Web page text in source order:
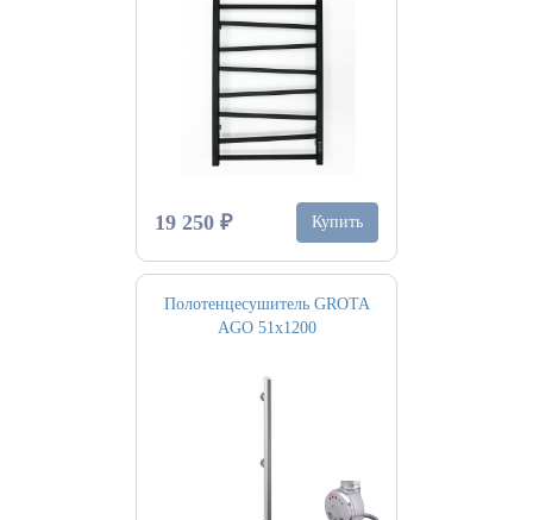
19 250 ₽ Купить
Полотенцесушитель GROTA
AGO 51х1200